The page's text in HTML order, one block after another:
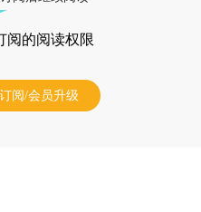
阅的阅读权限
订阅/会员升级